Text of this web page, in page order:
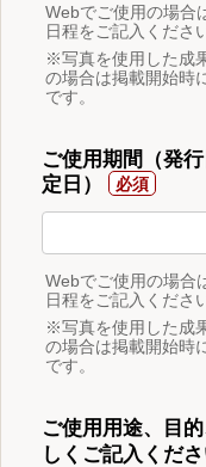
Webでご使用の場合
日程をご記入くださ
※写真を使用した成
の場合は掲載開始時
です。
ご使用期間（発
定日）
Webでご使用の場合
日程をご記入くださ
※写真を使用した成
の場合は掲載開始時
です。
ご使用用途、目
しくご記入くださ